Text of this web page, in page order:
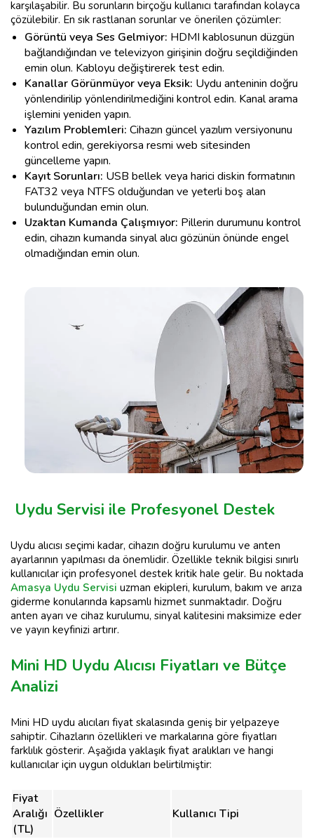
karşılaşabilir. Bu sorunların birçoğu kullanıcı tarafından kolayca
çözülebilir. En sık rastlanan sorunlar ve önerilen çözümler:
Görüntü veya Ses Gelmiyor: HDMI kablosunun düzgün
bağlandığından ve televizyon girişinin doğru seçildiğinden
emin olun. Kabloyu değiştirerek test edin.
Kanallar Görünmüyor veya Eksik: Uydu anteninin doğru
yönlendirilip yönlendirilmediğini kontrol edin. Kanal arama
işlemini yeniden yapın.
Yazılım Problemleri: Cihazın güncel yazılım versiyonunu
kontrol edin, gerekiyorsa resmi web sitesinden
güncelleme yapın.
Kayıt Sorunları: USB bellek veya harici diskin formatının
FAT32 veya NTFS olduğundan ve yeterli boş alan
bulunduğundan emin olun.
Uzaktan Kumanda Çalışmıyor: Pillerin durumunu kontrol
edin, cihazın kumanda sinyal alıcı gözünün önünde engel
olmadığından emin olun.
Uydu Servisi ile Profesyonel Destek
Uydu alıcısı seçimi kadar, cihazın doğru kurulumu ve anten
ayarlarının yapılması da önemlidir. Özellikle teknik bilgisi sınırlı
kullanıcılar için profesyonel destek kritik hale gelir. Bu noktada
Amasya Uydu Servisi uzman ekipleri, kurulum, bakım ve arıza
giderme konularında kapsamlı hizmet sunmaktadır. Doğru
anten ayarı ve cihaz kurulumu, sinyal kalitesini maksimize eder
ve yayın keyfinizi artırır.
Mini HD Uydu Alıcısı Fiyatları ve Bütçe
Analizi
Mini HD uydu alıcıları fiyat skalasında geniş bir yelpazeye
sahiptir. Cihazların özellikleri ve markalarına göre fiyatları
farklılık gösterir. Aşağıda yaklaşık fiyat aralıkları ve hangi
kullanıcılar için uygun oldukları belirtilmiştir:
Fiyat
Aralığı
(TL)
Özellikler Kullanıcı Tipi